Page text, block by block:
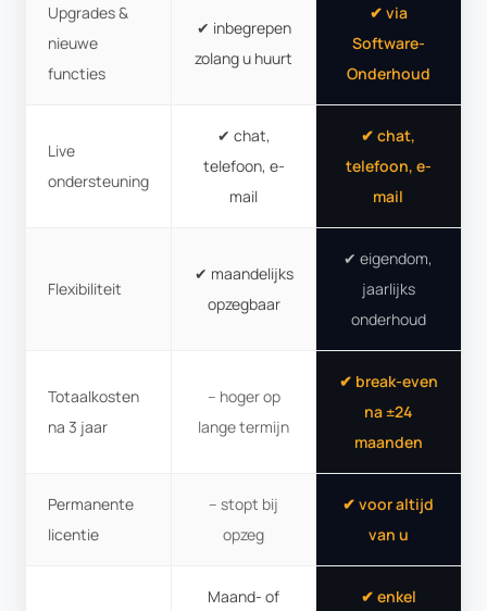
Upgrades &
nieuwe
functies
✔ inbegrepen
zolang u huurt
✔ via
Software-
Onderhoud
Live
ondersteuning
✔ chat,
telefoon, e-
mail
✔ chat,
telefoon, e-
mail
Flexibiliteit
✔ maandelijks
opzegbaar
✔ eigendom,
jaarlijks
onderhoud
Totaalkosten
na 3 jaar
– hoger op
lange termijn
✔ break-even
na ±24
maanden
Permanente
licentie
– stopt bij
opzeg
✔ voor altijd
van u
Maand- of
✔ enkel